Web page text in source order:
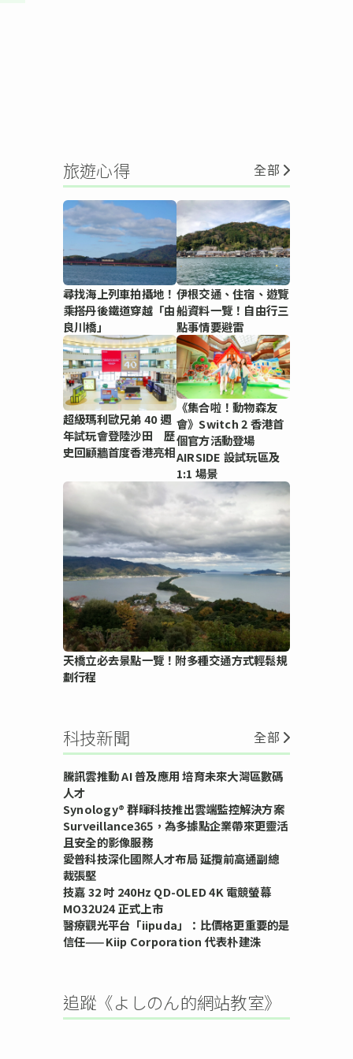
旅遊心得 全部
尋找海上列車拍攝地！
乘搭丹後鐵道穿越「由
良川橋」
伊根交通、住宿、遊覽
船資料一覽！自由行三
點事情要避雷
超級瑪利歐兄弟 40 週
年試玩會登陸沙田 歷
史回顧牆首度香港亮相
《集合啦！動物森友
會》Switch 2 香港首
個官方活動登場
AIRSIDE 設試玩區及
1:1 場景
天橋立必去景點一覽！附多種交通方式輕鬆規
劃行程
科技新聞 全部
騰訊雲推動 AI 普及應用 培育未來大灣區數碼
人才
Synology® 群暉科技推出雲端監控解決方案
Surveillance365，為多據點企業帶來更靈活
且安全的影像服務
愛普科技深化國際人才布局 延攬前高通副總
裁張堅
技嘉 32 吋 240Hz QD-OLED 4K 電競螢幕
MO32U24 正式上市
醫療觀光平台「iipuda」：比價格更重要的是
信任——Kiip Corporation 代表朴建洙
追蹤《よしのん的網站教室》